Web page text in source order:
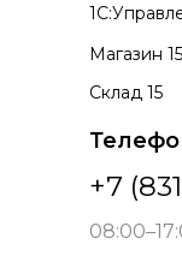
+7
Магазин 15
Склад 15